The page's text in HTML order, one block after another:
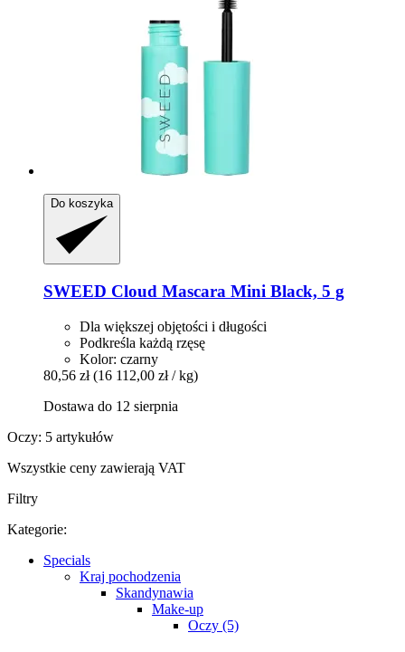
Do koszyka
SWEED Cloud Mascara Mini Black, 5 g
Dla większej objętości i długości
Podkreśla każdą rzęsę
Kolor: czarny
80,56 zł (16 112,00 zł / kg)
Dostawa do 12 sierpnia
Oczy: 5 artykułów
Wszystkie ceny zawierają VAT
Filtry
Kategorie:
Specials
Kraj pochodzenia
Skandynawia
Make-up
Oczy (5)